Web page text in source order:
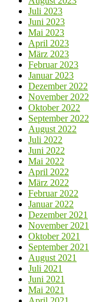
Juli 2023
Juni 2023
Mai 2023
April 2023
März 2023
Februar 2023
Januar 2023
Dezember 2022
November 2022
Oktober 2022
September 2022
August 2022
Juli 2022
Juni 2022
Mai 2022
April 2022
März 2022
Februar 2022
Januar 2022
Dezember 2021
November 2021
Oktober 2021
September 2021
August 2021
Juli 2021
Juni 2021
Mai 2021